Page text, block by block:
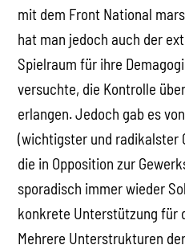
mit dem Front National
hat man jedoch auch der
Spielraum für ihre
versuchte, die Kontrolle
erlangen. Jedoch gab es
(wichtigster und radikalster
die in Opposition zur
sporadisch immer wieder
konkrete Unterstützung für
Mehrere Unterstrukturen